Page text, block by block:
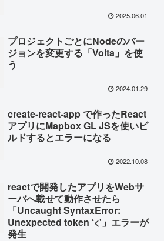
2025.06.01
プロジェクトごとにNodeのバー
ジョンを変更する「Volta」を使
う
2024.01.29
create-react-app で作ったReact
アプリにMapbox GL JSを使いビ
ルドするとエラーになる
2022.10.08
reactで開発したアプリをWebサ
ーバへ載せて動作させたら
「Uncaught SyntaxError:
Unexpected token ‘<'」エラーが
発生